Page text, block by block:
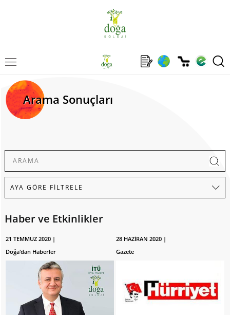
Arama Sonuçları
Haber ve Etkinlikler
21 TEMMUZ 2020 |
Doğa'dan Haberler
28 HAZİRAN 2020 |
Gazete